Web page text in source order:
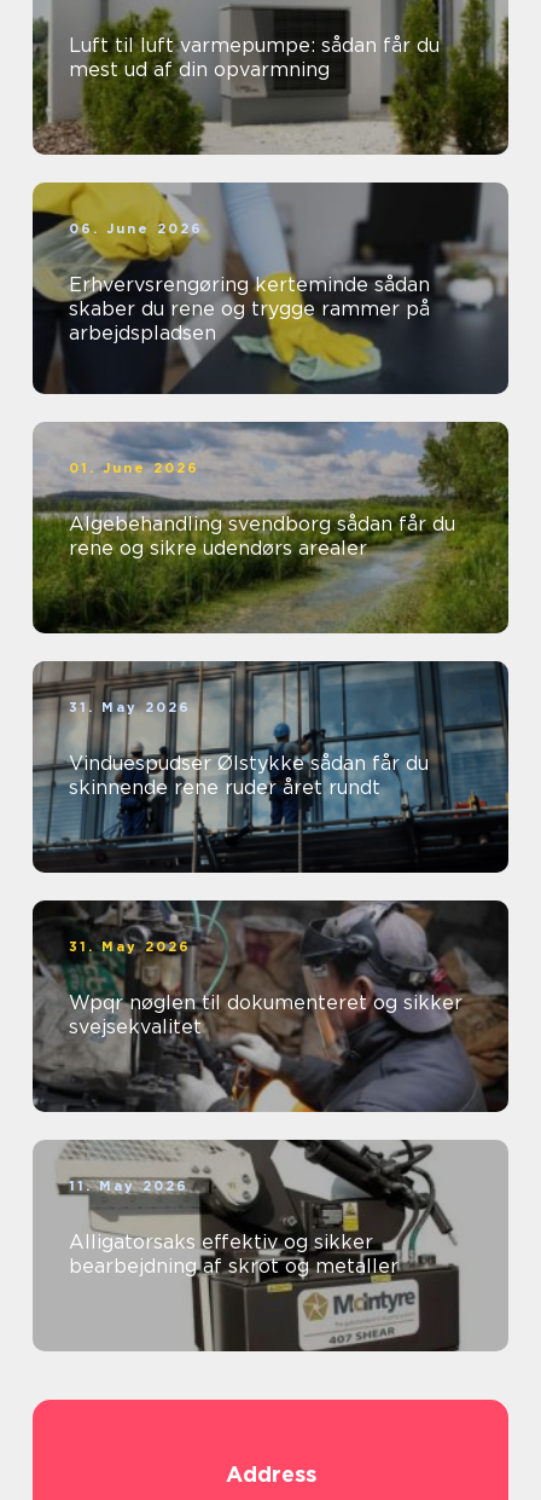
Luft til luft varmepumpe: sådan får du
mest ud af din opvarmning
06. June 2026
Erhvervsrengøring kerteminde sådan
skaber du rene og trygge rammer på
arbejdspladsen
01. June 2026
Algebehandling svendborg sådan får du
rene og sikre udendørs arealer
31. May 2026
Vinduespudser Ølstykke sådan får du
skinnende rene ruder året rundt
31. May 2026
Wpqr nøglen til dokumenteret og sikker
svejsekvalitet
11. May 2026
Alligatorsaks effektiv og sikker
bearbejdning af skrot og metaller
Address